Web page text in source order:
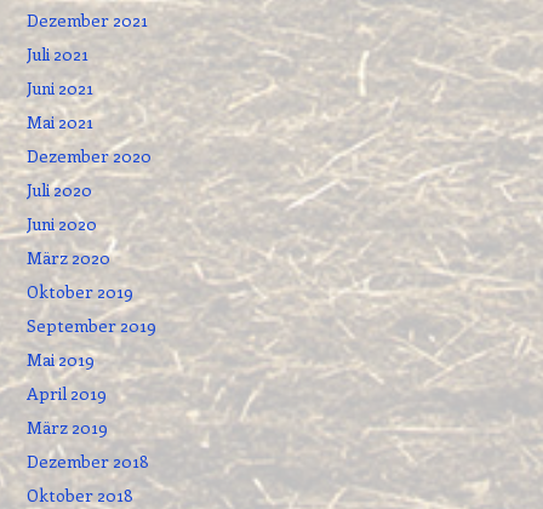
Dezember 2021
Juli 2021
Juni 2021
Mai 2021
Dezember 2020
Juli 2020
Juni 2020
März 2020
Oktober 2019
September 2019
Mai 2019
April 2019
März 2019
Dezember 2018
Oktober 2018